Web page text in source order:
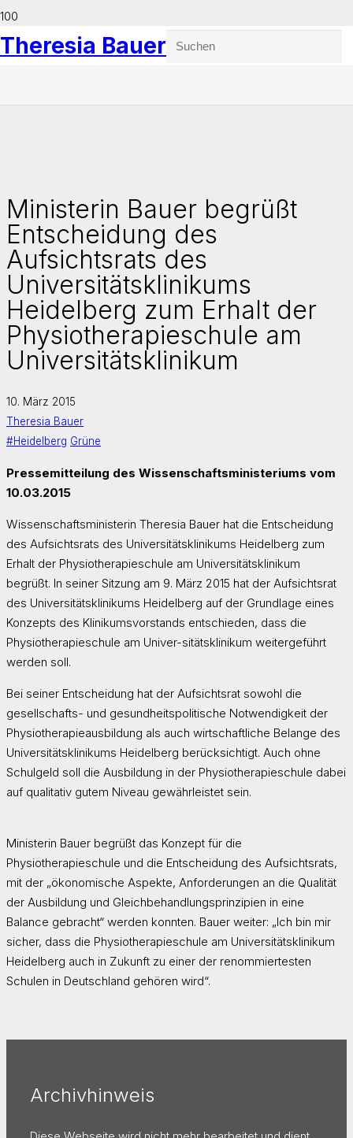
Theresia Bauer
Ministerin Bauer begrüßt
Entscheidung des
Aufsichtsrats des
Universitätsklinikums
Heidelberg zum Erhalt der
Physiotherapieschule am
Universitätsklinikum
10. März 2015
Theresia Bauer
#Heidelberg Grüne
Pressemitteilung des Wissenschaftsministeriums vom
10.03.2015
Wissenschaftsministerin Theresia Bauer hat die Entscheidung
des Aufsichtsrats des Universitätsklinikums Heidelberg zum
Erhalt der Physiotherapieschule am Universitätsklinikum
begrüßt. In seiner Sitzung am 9. März 2015 hat der Aufsichtsrat
des Universitätsklinikums Heidelberg auf der Grundlage eines
Konzepts des Klinikumsvorstands entschieden, dass die
Physiotherapieschule am Univer-sitätsklinikum weitergeführt
werden soll.
Bei seiner Entscheidung hat der Aufsichtsrat sowohl die
gesellschafts- und gesundheitspolitische Notwendigkeit der
Physiotherapieausbildung als auch wirtschaftliche Belange des
Universitätsklinikums Heidelberg berücksichtigt. Auch ohne
Schulgeld soll die Ausbildung in der Physiotherapieschule dabei
auf qualitativ gutem Niveau gewährleistet sein.
Ministerin Bauer begrüßt das Konzept für die
Physiotherapieschule und die Entscheidung des Aufsichtsrats,
mit der „ökonomische Aspekte, Anforderungen an die Qualität
der Ausbildung und Gleichbehandlungsprinzipien in eine
Balance gebracht“ werden konnten. Bauer weiter: „Ich bin mir
sicher, dass die Physiotherapieschule am Universitätsklinikum
Heidelberg auch in Zukunft zu einer der renommiertesten
Schulen in Deutschland gehören wird“.
Archivhinweis